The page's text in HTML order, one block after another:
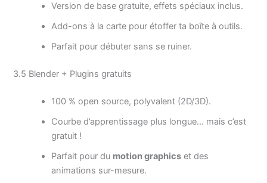
Version de base gratuite, effets spéciaux inclus.
Add-ons à la carte pour étoffer ta boîte à outils.
Parfait pour débuter sans se ruiner.
3.5 Blender + Plugins gratuits
100 % open source, polyvalent (2D/3D).
Courbe d’apprentissage plus longue… mais c’est
gratuit !
Parfait pour du motion graphics et des
animations sur-mesure.